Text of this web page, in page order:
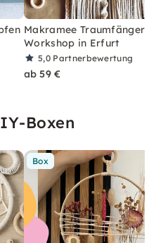
Makramee Traumfänger:
Workshop in Erfurt
5,0 Partnerbewertung
ab 59 €
Boxen
Box